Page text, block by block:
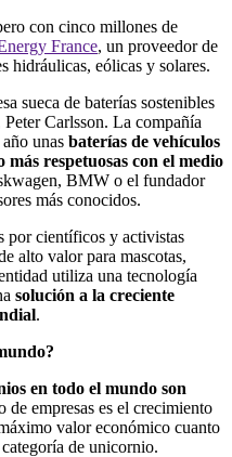
con cinco millones de
France, un proveedor de
hidráulicas, eólicas y solares.
sueca de baterías sostenibles
Carlsson. La compañía
unas baterías de vehículos
respetuosas con el medio
BMW o el fundador
más conocidos.
por científicos y activistas
alto valor para mascotas,
utiliza una tecnología
solución a la creciente
.
en todo el mundo son
de empresas es el crecimiento
valor económico cuanto
de unicornio.